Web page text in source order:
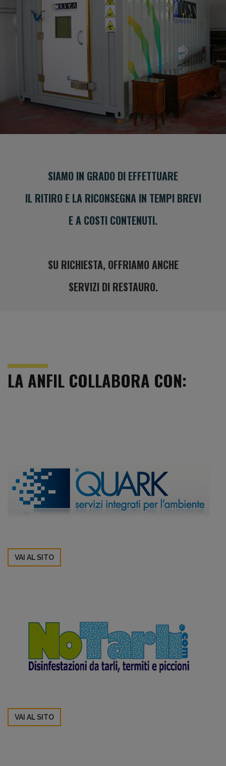
SIAMO IN GRADO DI EFFETTUARE
IL RITIRO E LA RICONSEGNA IN TEMPI BREVI
E A COSTI CONTENUTI.
SU RICHIESTA, OFFRIAMO ANCHE
SERVIZI DI RESTAURO.
LA ANFIL COLLABORA CON:
VAI AL SITO
VAI AL SITO